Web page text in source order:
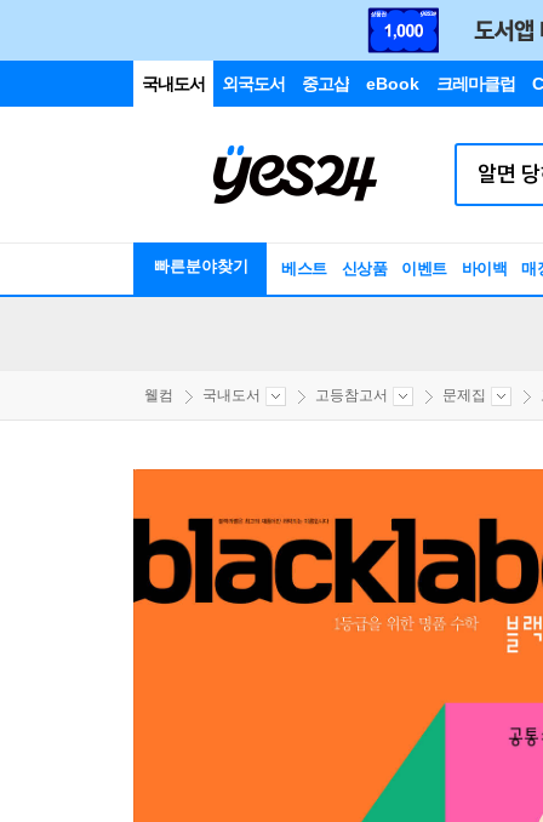
국내도서 외국도서 중고샵 eBook 크레마클럽
빠른분야찾기 베스트 신상품 이벤트 바이백 매
웰컴 국내도서 고등참고서 문제집